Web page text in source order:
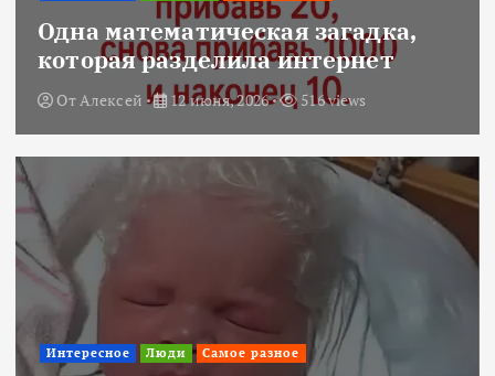
Одна математическая загадка,
которая разделила интернет
ОтАлексей 12 июня, 2026 516 views
Интересное Люди Самое разное